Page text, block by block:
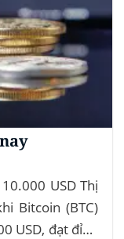
USD Thị
Bitcoin (BTC)
USD, đạt đỉnh